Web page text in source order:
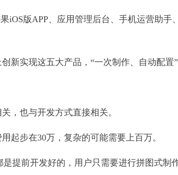
iOS版APP、应用管理后台、手机运营助手
新实现这五大产品，“一次制作、自动配置”
，也与开发方式直接相关。
起步在30万，复杂的可能需要上百万。
提前开发好的，用户只需要进行拼图式制